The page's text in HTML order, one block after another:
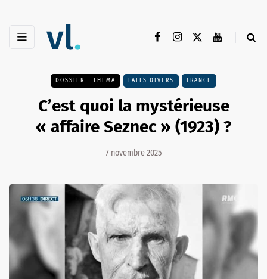
DOSSIER - THEMA FAITS DIVERS FRANCE
C’est quoi la mystérieuse
« affaire Seznec » (1923) ?
7 novembre 2025